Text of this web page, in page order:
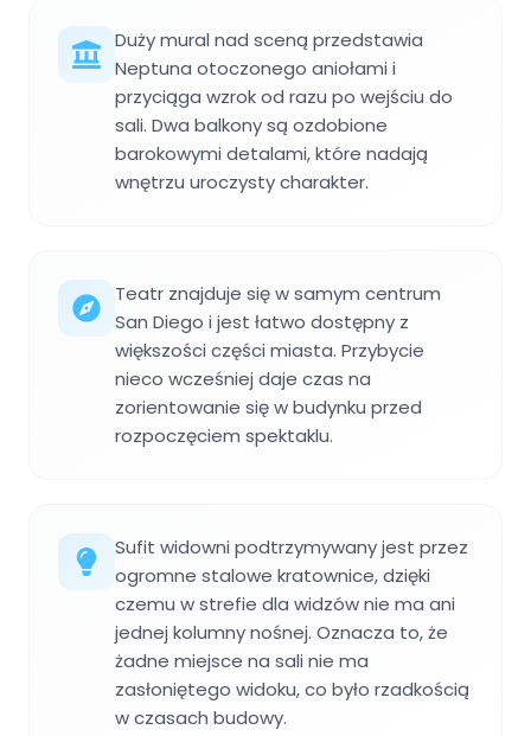
Duży mural nad sceną przedstawia
Neptuna otoczonego aniołami i
przyciąga wzrok od razu po wejściu do
sali. Dwa balkony są ozdobione
barokowymi detalami, które nadają
wnętrzu uroczysty charakter.
Teatr znajduje się w samym centrum
San Diego i jest łatwo dostępny z
większości części miasta. Przybycie
nieco wcześniej daje czas na
zorientowanie się w budynku przed
rozpoczęciem spektaklu.
Sufit widowni podtrzymywany jest przez
ogromne stalowe kratownice, dzięki
czemu w strefie dla widzów nie ma ani
jednej kolumny nośnej. Oznacza to, że
żadne miejsce na sali nie ma
zasłoniętego widoku, co było rzadkością
w czasach budowy.